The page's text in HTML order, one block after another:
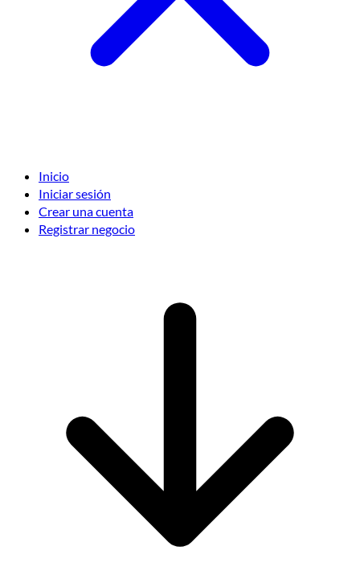
Inicio
Iniciar sesión
Crear una cuenta
Registrar negocio